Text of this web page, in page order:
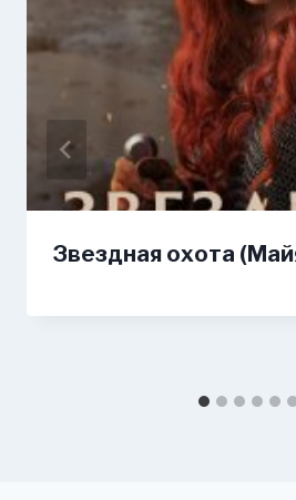
Звездная охота